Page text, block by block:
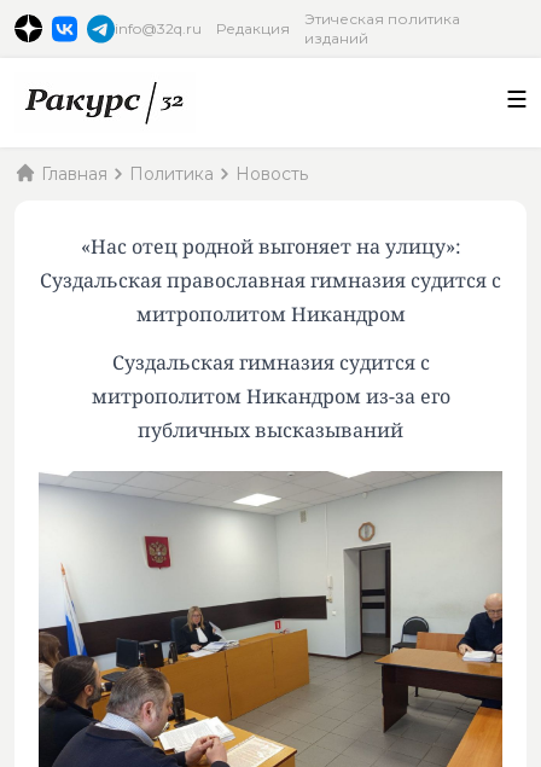
info@32q.ru Редакция
Этическая политика
изданий
Главная Политика Новость
«Нас отец родной выгоняет на улицу»:
Суздальская православная гимназия судится с
митрополитом Никандром
Суздальская гимназия судится с
митрополитом Никандром из-за его
публичных высказываний